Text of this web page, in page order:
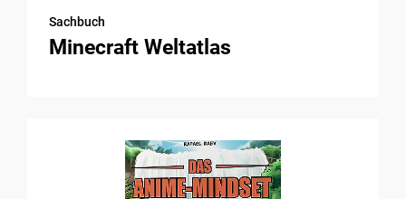
Sachbuch
Minecraft Weltatlas